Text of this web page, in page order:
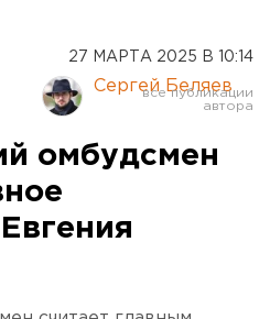
27 МАРТА 2025 В 10:14
Сергей Беляев
омбудсмен